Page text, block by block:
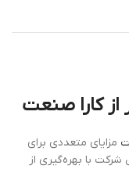
کارا صنعت
مزایای متعددی برای
شرکت با بهره‌گیری از